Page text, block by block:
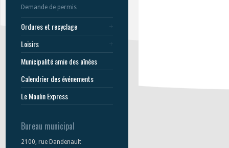
Demande de permis
Ordures et recyclage
Loisirs
Municipalité amie des aînées
Calendrier des événements
Le Moulin Express
Bureau municipal
2100, rue Dandenault